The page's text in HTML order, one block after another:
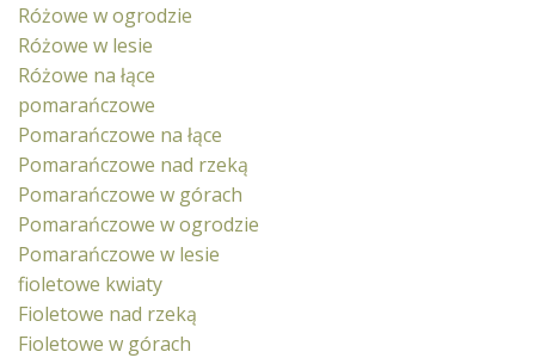
Różowe w ogrodzie
Różowe w lesie
Różowe na łące
pomarańczowe
Pomarańczowe na łące
Pomarańczowe nad rzeką
Pomarańczowe w górach
Pomarańczowe w ogrodzie
Pomarańczowe w lesie
fioletowe kwiaty
Fioletowe nad rzeką
Fioletowe w górach